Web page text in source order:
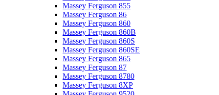
Massey Ferguson 855
Massey Ferguson 86
Massey Ferguson 860
Massey Ferguson 860B
Massey Ferguson 860S
Massey Ferguson 860SE
Massey Ferguson 865
Massey Ferguson 87
Massey Ferguson 8780
Massey Ferguson 8XP